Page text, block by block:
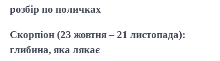
розбір по поличках
Скорпіон (23 жовтня – 21 листопада):
глибина, яка лякає